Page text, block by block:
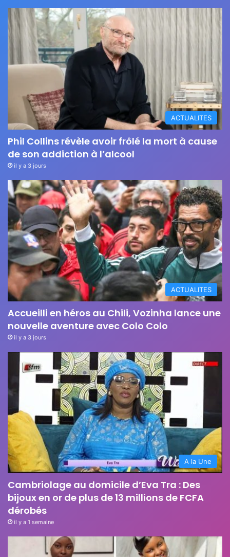
ACTUALITES
Phil Collins révèle avoir frôlé la mort à cause
de son addiction à l’alcool
il y a 3 jours
ACTUALITES
Accueilli en héros au Chili, Vozinha lance une
nouvelle aventure avec Colo Colo
il y a 3 jours
A la Une
Cambriolage au domicile d’Eva Tra : Des
bijoux en or de plus de 13 millions de FCFA
dérobés
il y a 1 semaine